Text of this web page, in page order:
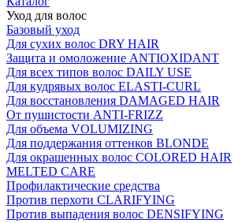
Уход для волос
Базовый уход
Для сухих волос DRY HAIR
Защита и омоложение ANTIOXIDANT
Для всех типов волос DAILY USE
Для кудрявых волос ELASTI-CURL
Для восстановления DAMAGED HAIR
От пушистости ANTI-FRIZZ
Для объема VOLUMIZING
Для поддержания оттенков BLONDE
Для окрашенных волос COLORED HAIR
MELTED CARE
Профилактические средства
Против перхоти CLARIFYING
Против выпадения волос DENSIFYING